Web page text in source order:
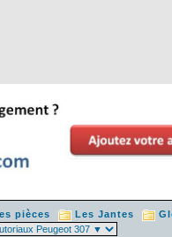
pièces Les Jantes